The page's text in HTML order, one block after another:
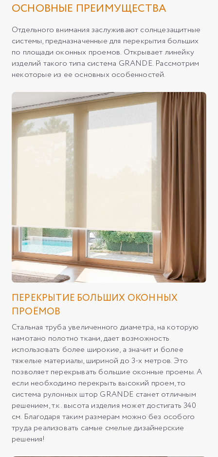
ОСНОВНЫЕ ПРЕИМУЩЕСТВА
Отдельного внимания заслуживают солнцезащитные
системы, предназначенные для перекрытия больших
по площади оконных проемов. Открывает линейку
изделий такого типа система GRANDE. Рассмотрим
некоторые из ее основных особенностей.
ПЕРЕКРЫТИЕ БОЛЬШИХ ОКОННЫХ
ПРОЁМОВ
Стальная труба увеличенного диаметра, на которую
намотано полотно ткани, дает возможность
использовать более широкие, а значит и более
тяжелые материалы, шириной до 3-х метров. Это
позволяет перекрывать большие оконные проемы. А
если необходимо перекрыть высокий проем, то
система рулонных штор GRANDE станет отличным
решением, т.к. высота изделия может достигать 340
см. Благодаря таким размерам можно без особого
труда реализовать самые смелые дизайнерские
решения!